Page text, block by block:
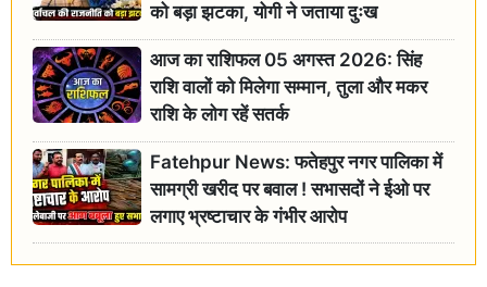
को बड़ा झटका, योगी ने जताया दुःख
आज का राशिफल 05 अगस्त 2026: सिंह
राशि वालों को मिलेगा सम्मान, तुला और मकर
राशि के लोग रहें सतर्क
Fatehpur News: फतेहपुर नगर पालिका में
सामग्री खरीद पर बवाल ! सभासदों ने ईओ पर
लगाए भ्रष्टाचार के गंभीर आरोप